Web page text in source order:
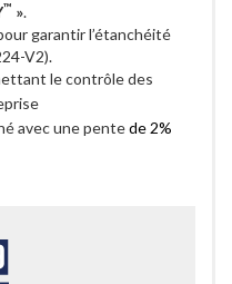
™ ».
garantir l’étanchéité
V2).
le contrôle des
avec une pentede 2%